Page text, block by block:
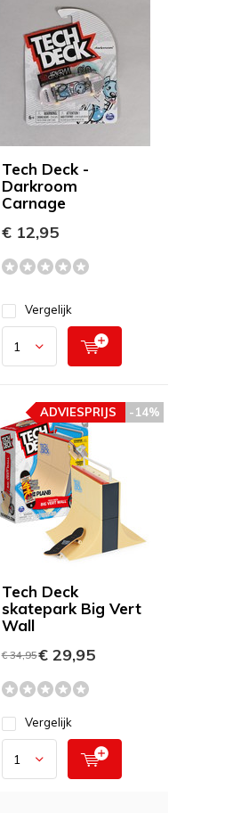
Tech Deck -
Darkroom
Carnage
€ 12,95
Vergelijk
Tech Deck
skatepark Big Vert
Wall
-14%
ADVIESPRIJS
€ 34,95€ 29,95
Vergelijk